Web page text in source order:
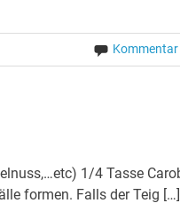
1/4 Tasse
formen. Falls der Teig […]